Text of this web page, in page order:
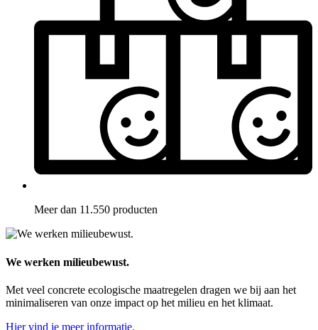
Meer dan 11.550 producten
We werken milieubewust.
Met veel concrete ecologische maatregelen dragen we bij aan het
minimaliseren van onze impact op het milieu en het klimaat.
Hier vind je meer informatie.